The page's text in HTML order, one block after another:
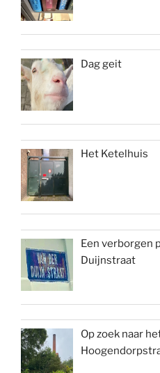
Dag geit
Het Ketelhuis
Een verborgen
Duijnstraat
Op zoek naar